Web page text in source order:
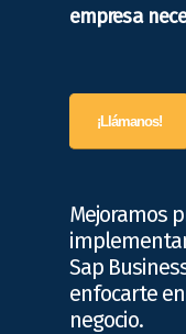
empresa
¡Llámanos!
Mejoramos
Sap
enfocarte
negocio.